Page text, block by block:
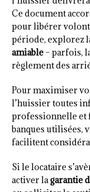
Ce document
pour libérer
période, explorez
amiable – parfois,
règlement des
Pour maximiser
l’huissier toutes
professionnelle et
banques utilisées,
facilitent
Si le locataire
activer lagarantie